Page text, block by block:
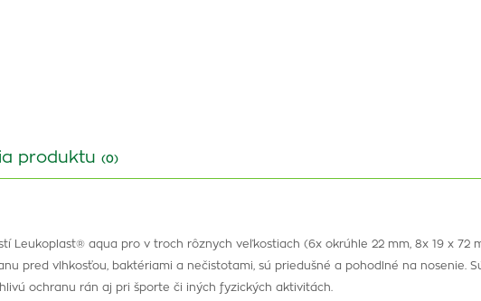
produktu (0)
Leukoplast® aqua pro v troch rôznych veľkostiach (6x okrúhle 22 mm, 8x 19 x 72
pred vlhkosťou, baktériami a nečistotami, sú priedušné a pohodlné na nosenie.
ochranu rán aj pri športe či iných fyzických aktivitách.